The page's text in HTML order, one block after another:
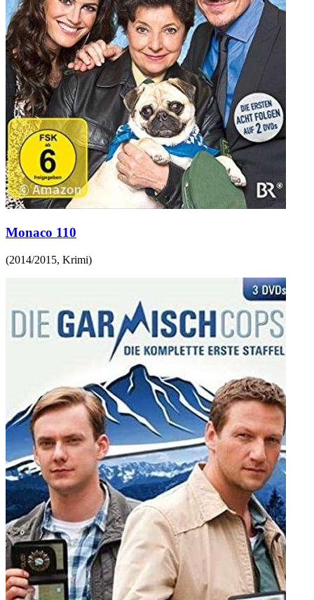
Monaco 110
(2014/2015, Krimi)